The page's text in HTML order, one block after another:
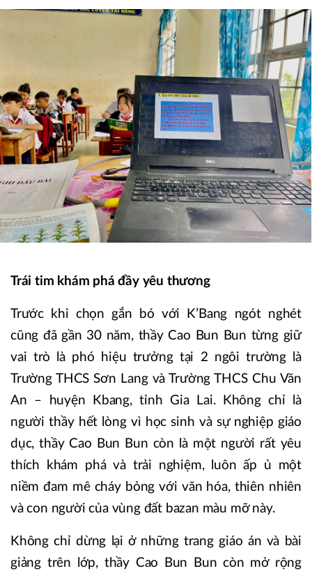
Trái tim khám phá đầy yêu thương
Trước khi chọn gắn bó với K’Bang ngót nghét
cũng đã gần 30 năm, thầy Cao Bun Bun từng giữ
vai trò là phó hiệu trưởng tại 2 ngôi trường là
Trường THCS Sơn Lang và Trường THCS Chu Văn
An – huyện Kbang, tỉnh Gia Lai. Không chỉ là
người thầy hết lòng vì học sinh và sự nghiệp giáo
dục, thầy Cao Bun Bun còn là một người rất yêu
thích khám phá và trải nghiệm, luôn ấp ủ một
niềm đam mê cháy bỏng với văn hóa, thiên nhiên
và con người của vùng đất bazan màu mỡ này.
Không chỉ dừng lại ở những trang giáo án và bài
giảng trên lớp, thầy Cao Bun Bun còn mở rộng